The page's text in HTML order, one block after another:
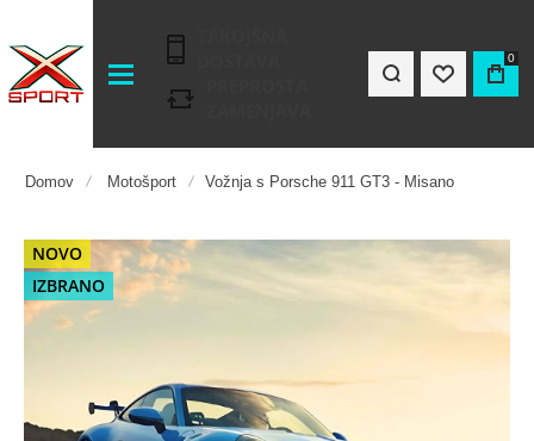
0
Domov Motošport Vožnja s Porsche 911 GT3 - Misano
Pojdi
na
konec
galerije
NOVO
IZBRANO